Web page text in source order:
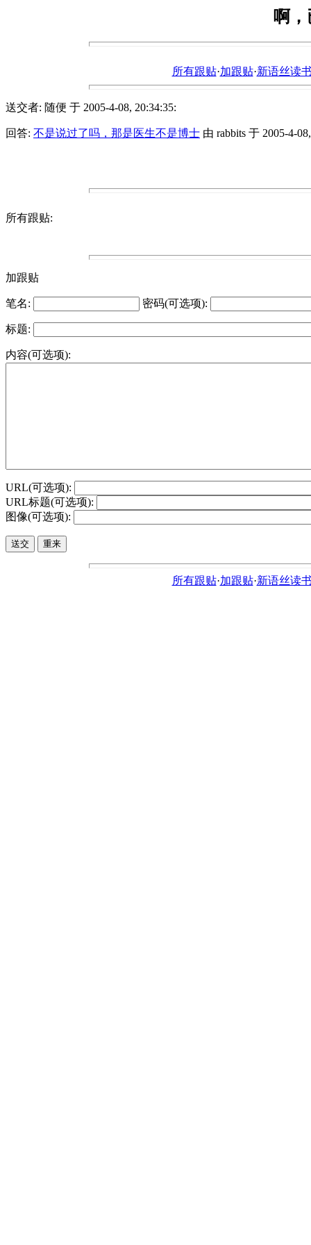
啊
所有跟贴·加跟贴·新语丝读
送交者: 随便 于 2005-4-08, 20:34:35:
回答: 不是说过了吗，那是医生不是博士 由 rabbits 于 2005-4-
所有跟贴:
加跟贴
笔名: 密码(可选项):
标题:
内容(可选项):
URL(可选项):
URL标题(可选项):
图像(可选项):
所有跟贴·加跟贴·新语丝读